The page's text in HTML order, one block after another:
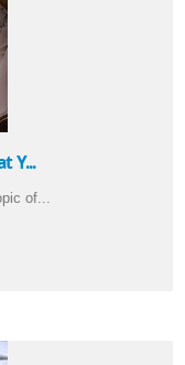
Y...
of...